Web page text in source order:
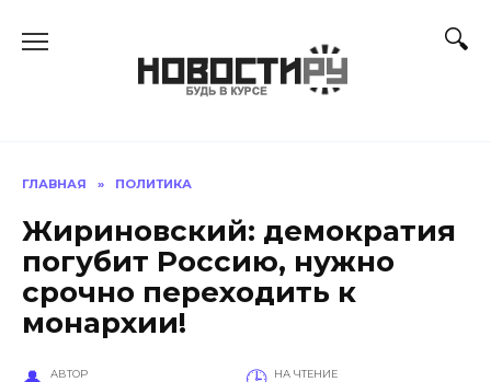
ГЛАВНАЯ » ПОЛИТИКА
Жириновский: демократия
погубит Россию, нужно
срочно переходить к
монархии!
АВТОР НА ЧТЕНИЕ